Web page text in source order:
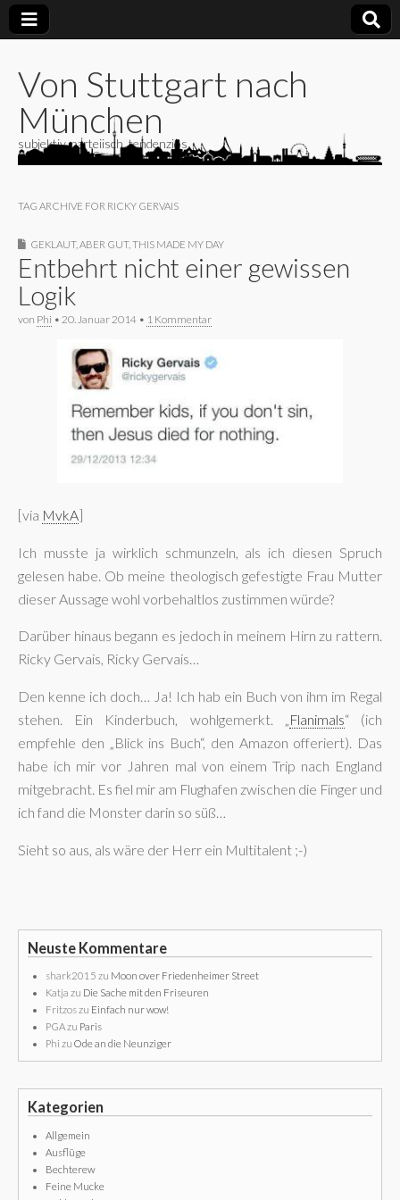
Von Stuttgart nach
München
subjektiv, parteiisch, tendenziös
TAG ARCHIVE FOR RICKY GERVAIS
GEKLAUT, ABER GUT, THIS MADE MY DAY
Entbehrt nicht einer gewissen
Logik
von Phi • 20. Januar 2014 • 1 Kommentar
[via MvkA]
Ich musste ja wirklich schmunzeln, als ich diesen Spruch
gelesen habe. Ob meine theologisch gefestigte Frau Mutter
dieser Aussage wohl vorbehaltlos zustimmen würde?
Darüber hinaus begann es jedoch in meinem Hirn zu rattern.
Ricky Gervais, Ricky Gervais…
Den kenne ich doch… Ja! Ich hab ein Buch von ihm im Regal
stehen. Ein Kinderbuch, wohlgemerkt. „Flanimals“ (ich
empfehle den „Blick ins Buch“, den Amazon offeriert). Das
habe ich mir vor Jahren mal von einem Trip nach England
mitgebracht. Es fiel mir am Flughafen zwischen die Finger und
ich fand die Monster darin so süß…
Sieht so aus, als wäre der Herr ein Multitalent ;-)
Neuste Kommentare
shark2015 zu Moon over Friedenheimer Street
Katja zu Die Sache mit den Friseuren
Fritzoszu Einfach nur wow!
PGAzu Paris
Phi zu Ode an die Neunziger
Kategorien
Allgemein
Ausflüge
Bechterew
Feine Mucke